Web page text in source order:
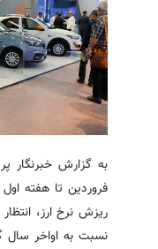
فروردین تا هفته
نسبت به اواخر سال